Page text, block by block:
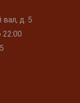
д. 5